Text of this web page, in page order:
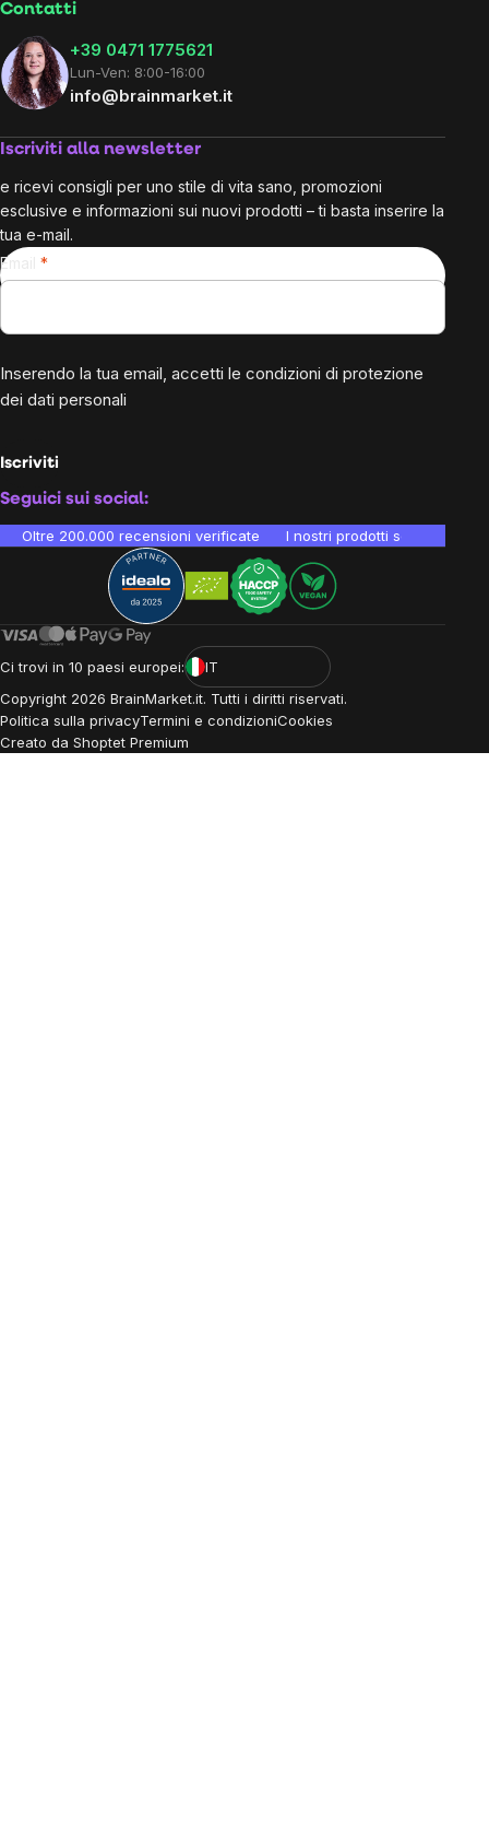
Contatti
+39 0471 1775621
Lun-Ven: 8:00-16:00
info@brainmarket.it
Iscriviti alla newsletter
e ricevi consigli per uno stile di vita sano, promozioni
esclusive e informazioni sui nuovi prodotti – ti basta inserire la
tua e-mail.
Email
Inserendo la tua email, accetti le condizioni di protezione
dei dati personali
Iscriviti
Seguici sui social:
Oltre 200.000 recensioni verificate I nostri prodotti sono testati
Ci trovi in 10 paesi europei:
IT
Copyright 2026 BrainMarket.it. Tutti i diritti riservati.
Politica sulla privacyTermini e condizioniCookies
Creato da Shoptet Premium